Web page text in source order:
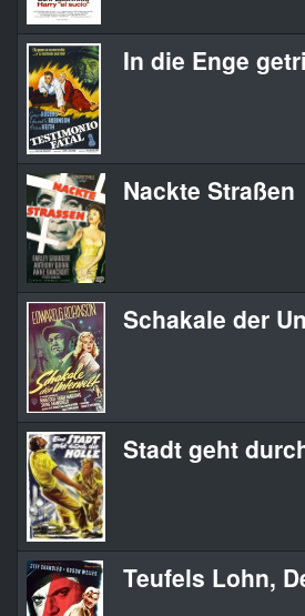
In die Enge
Nackte Straßen
Schakale der
Stadt geht
Teufels Lohn,